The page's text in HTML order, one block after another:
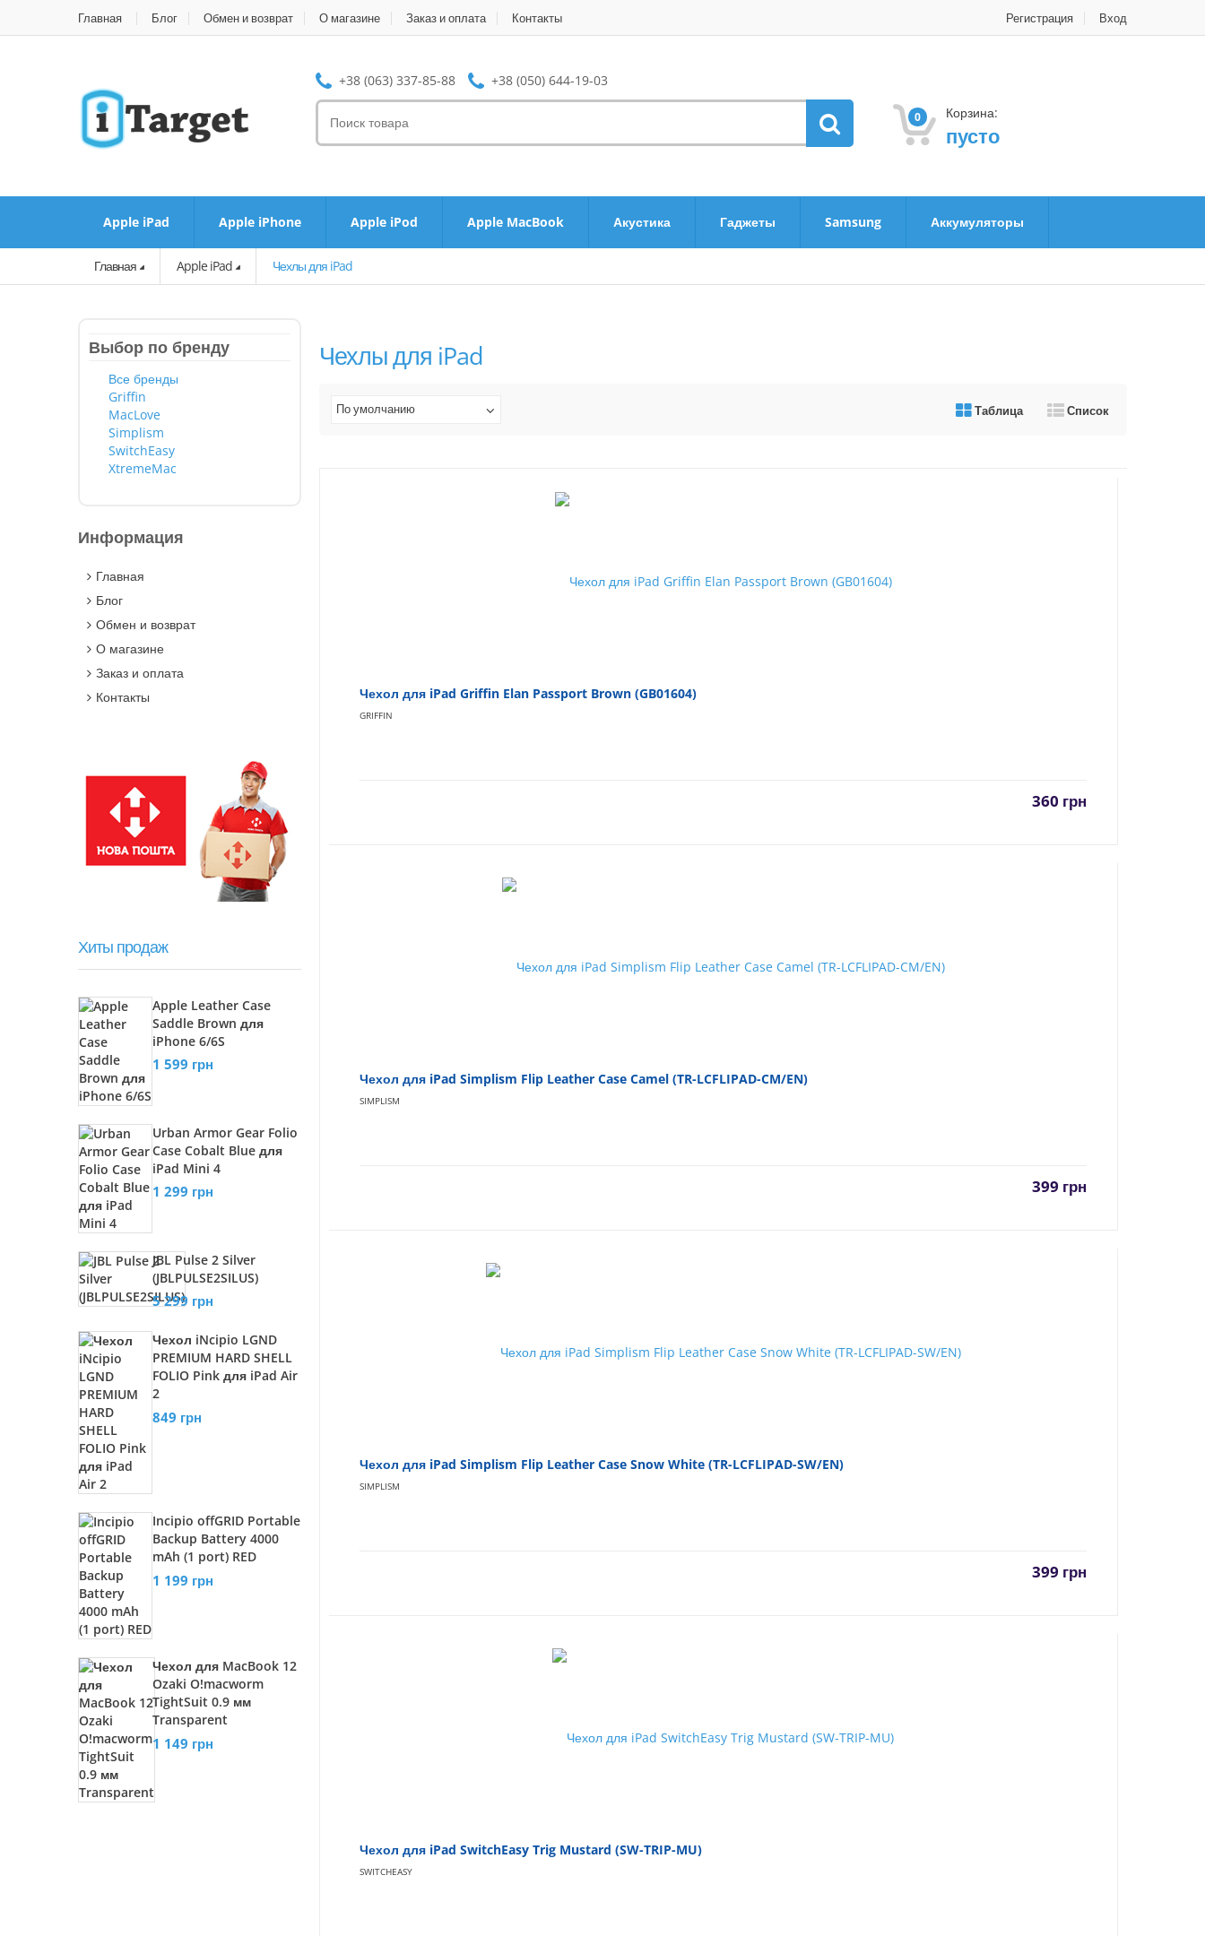
Главная Блог Обмен и возврат О магазине Заказ и оплата Контакты Регистрация Вход
+38 (063) 337-85-88 +38 (050) 644-19-03
0 Корзина:
пусто
Apple iPad Apple iPhone Apple iPod Apple MacBook Акустика Гаджеты Samsung Аккумуляторы
Главная Apple iPad Чехлы для iPad
Выбор по бренду
Все бренды
Griffin
MacLove
Simplism
SwitchEasy
XtremeMac
Информация
Главная
Блог
Обмен и возврат
О магазине
Заказ и оплата
Контакты
Хиты продаж
Apple Leather Case
Saddle Brown для
iPhone 6/6S
1 599 грн
Urban Armor Gear Folio
Case Cobalt Blue для
iPad Mini 4
1 299 грн
JBL Pulse 2 Silver
(JBLPULSE2SILUS)
5 299 грн
Чехол iNcipio LGND
PREMIUM HARD SHELL
FOLIO Pink для iPad Air
2
849 грн
Incipio offGRID Portable
Backup Battery 4000
mAh (1 port) RED
1 199 грн
Чехол для MacBook 12
Ozaki O!macworm
TightSuit 0.9 мм
Transparent
1 149 грн
Чехлы для iPad
Таблица Список
По умолчанию
Чехол для iPad Griffin Elan Passport Brown (GB01604)
GRIFFIN
360 грн
Чехол для iPad Simplism Flip Leather Case Camel (TR-LCFLIPAD-CM/EN)
SIMPLISM
399 грн
Чехол для iPad Simplism Flip Leather Case Snow White (TR-LCFLIPAD-SW/EN)
SIMPLISM
399 грн
Чехол для iPad SwitchEasy Trig Mustard (SW-TRIP-MU)
SWITCHEASY